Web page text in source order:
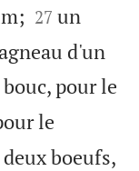


27 un
d'un
pour le
le
boeufs,